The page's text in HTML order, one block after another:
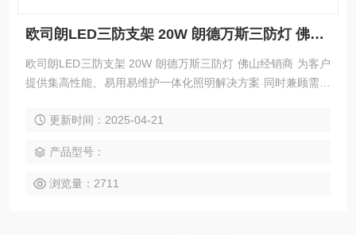
欧司朗LED三防支架 20W 朗德万斯三防灯 佛山经销商
欧司朗LED三防支架 20W 朗德万斯三防灯 佛山经销商 为客户
提供集高性能、易用易维护一体化照明解决方案 同时兼顾需要
及防尘防水的性能
更新时间：2025-04-21
产品型号：
浏览量：2711